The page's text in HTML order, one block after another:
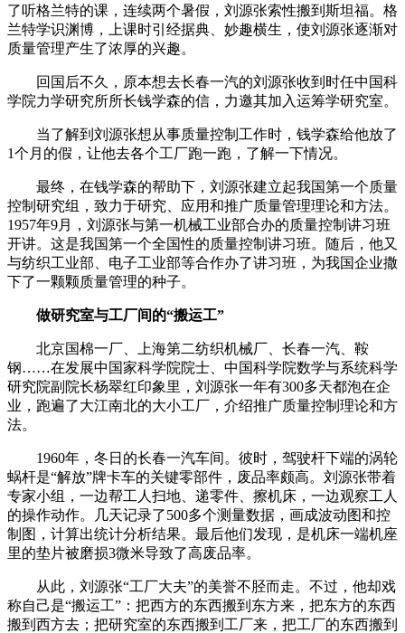
了听格兰特的课，连续两个暑假，刘源张索性搬到斯坦福。格
兰特学识渊博，上课时引经据典、妙趣横生，使刘源张逐渐对
质量管理产生了浓厚的兴趣。
回国后不久，原本想去长春一汽的刘源张收到时任中国科
学院力学研究所所长钱学森的信，力邀其加入运筹学研究室。
当了解到刘源张想从事质量控制工作时，钱学森给他放了
1个月的假，让他去各个工厂跑一跑，了解一下情况。
最终，在钱学森的帮助下，刘源张建立起我国第一个质量
控制研究组，致力于研究、应用和推广质量管理理论和方法。
1957年9月，刘源张与第一机械工业部合办的质量控制讲习班
开讲。这是我国第一个全国性的质量控制讲习班。随后，他又
与纺织工业部、电子工业部等合作办了讲习班，为我国企业撒
下了一颗颗质量管理的种子。
做研究室与工厂间的“搬运工”
北京国棉一厂、上海第二纺织机械厂、长春一汽、鞍
钢……在发展中国家科学院院士、中国科学院数学与系统科学
研究院副院长杨翠红印象里，刘源张一年有300多天都泡在企
业，跑遍了大江南北的大小工厂，介绍推广质量控制理论和方
法。
1960年，冬日的长春一汽车间。彼时，驾驶杆下端的涡轮
蜗杆是“解放”牌卡车的关键零部件，废品率颇高。刘源张带着
专家小组，一边帮工人扫地、递零件、擦机床，一边观察工人
的操作动作。几天记录了500多个测量数据，画成波动图和控
制图，计算出统计分析结果。最后他们发现，是机床一端机座
里的垫片被磨损3微米导致了高废品率。
从此，刘源张“工厂大夫”的美誉不胫而走。不过，他却戏
称自己是“搬运工”：把西方的东西搬到东方来，把东方的东西
搬到西方去；把研究室的东西搬到工厂来，把工厂的东西搬到